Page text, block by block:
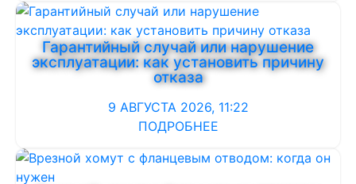
Гарантийный случай или нарушение
эксплуатации: как установить причину
отказа
9 АВГУСТА 2026, 11:22
ПОДРОБНЕЕ